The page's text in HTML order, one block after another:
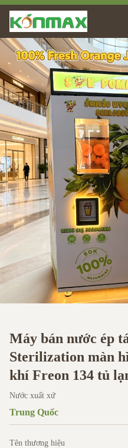
Máy bán nước ép
Sterilization màn
khí Freon 134 tủ
Nước xuất xứ
Trung Quốc
Tên thương hiệu